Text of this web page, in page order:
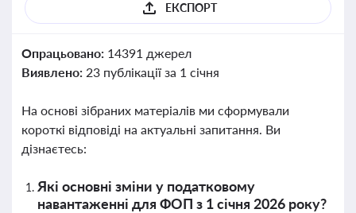
ЕКСПОРТ
Опрацьовано: 14391 джерел
Виявлено: 23 публікації за 1 січня
На основі зібраних матеріалів ми сформували
короткі відповіді на актуальні запитання. Ви
дізнаєтесь:
Які основні зміни у податковому
навантаженні для ФОП з 1 січня 2026 року?